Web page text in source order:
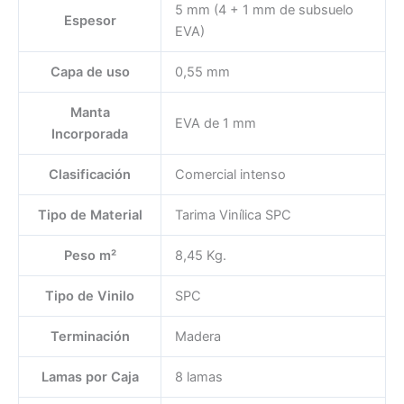
Espesor
5 mm (4 + 1 mm de subsuelo
EVA)
Capa de uso 0,55 mm
Manta
Incorporada
EVA de 1 mm
Clasificación Comercial intenso
Tipo de Material Tarima Vinílica SPC
Peso m² 8,45 Kg.
Tipo de Vinilo SPC
Terminación Madera
Lamas por Caja 8 lamas